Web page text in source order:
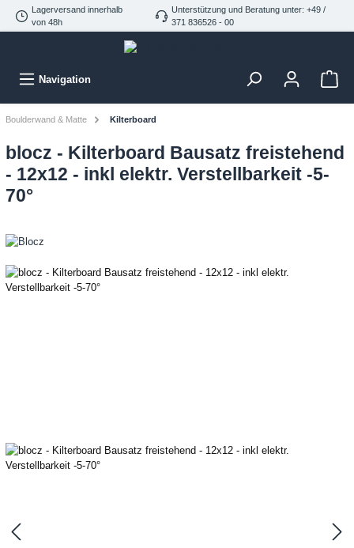
Lagerversand innerhalb
von 48h
Unterstützung und Beratung unter: +49 /
371 836526 - 00
Navigation
Boulderwand & Matte Kilterboard
blocz - Kilterboard Bausatz freistehend
- 12x12 - inkl elektr. Verstellbarkeit -5-
70°